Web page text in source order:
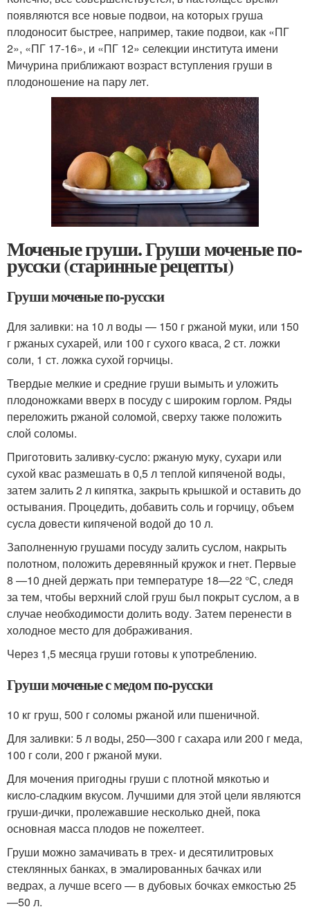
появляются все новые подвои, на которых груша
плодоносит быстрее, например, такие подвои, как «ПГ
2», «ПГ 17-16», и «ПГ 12» селекции института имени
Мичурина приближают возраст вступления груши в
плодоношение на пару лет.
Моченые груши. Груши моченые по-
русски (старинные рецепты)
Груши моченые по-русски
Для заливки: на 10 л воды — 150 г ржаной муки, или 150
г ржаных сухарей, или 100 г сухого кваса, 2 ст. ложки
соли, 1 ст. ложка сухой горчицы.
Твердые мелкие и средние груши вымыть и уложить
плодоножками вверх в посуду с широким горлом. Ряды
переложить ржаной соломой, сверху также положить
слой соломы.
Приготовить заливку-сусло: ржаную муку, сухари или
сухой квас размешать в 0,5 л теплой кипяченой воды,
затем залить 2 л кипятка, закрыть крышкой и оставить до
остывания. Процедить, добавить соль и горчицу, объем
сусла довести кипяченой водой до 10 л.
Заполненную грушами посуду залить суслом, накрыть
полотном, положить деревянный кружок и гнет. Первые
8 —10 дней держать при температуре 18—22 °С, следя
за тем, чтобы верхний слой груш был покрыт суслом, а в
случае необходимости долить воду. Затем перенести в
холодное место для дображивания.
Через 1,5 месяца груши готовы к употреблению.
Груши моченые с медом по-русски
10 кг груш, 500 г соломы ржаной или пшеничной.
Для заливки: 5 л воды, 250—300 г сахара или 200 г меда,
100 г соли, 200 г ржаной муки.
Для мочения пригодны груши с плотной мякотью и
кисло-сладким вкусом. Лучшими для этой цели являются
груши-дички, пролежавшие несколько дней, пока
основная масса плодов не пожелтеет.
Груши можно замачивать в трех- и десятилитровых
стеклянных банках, в эмалированных бачках или
ведрах, а лучше всего — в дубовых бочках емкостью 25
—50 л.